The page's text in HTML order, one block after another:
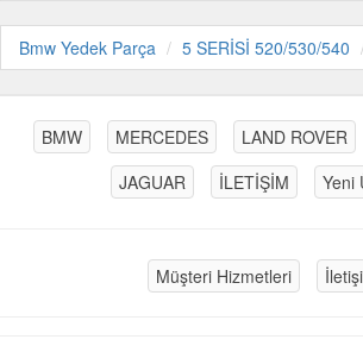
Bmw Yedek Parça 5 SERİSİ 520/530/540
BMW MERCEDES LAND ROVER
JAGUAR
İLETİŞİM Yeni
Müşteri Hizmetleri